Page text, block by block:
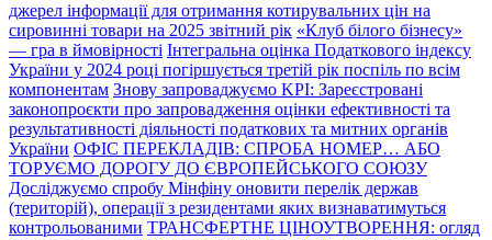
джерел інформації для отримання котирувальних цін на
сировинні товари на 2025 звітний рік «Клуб білого бізнесу»
— гра в ймовірності Інтегральна оцінка Податкового індексу
України у 2024 році погіршується третій рік поспіль по всім
компонентам Знову запроваджуємо KPI: Зареєстровані
законопроєкти про запровадження оцінки ефективності та
результативності діяльності податкових та митних органів
України ОФІС ПЕРЕКЛАДІВ: СПРОБА НОМЕР… АБО
ТОРУЄМО ДОРОГУ ДО ЄВРОПЕЙСЬКОГО СОЮЗУ
Досліджуємо спробу Мінфіну оновити перелік держав
(територій), операції з резидентами яких визнаватимуться
контрольованими ТРАНСФЕРТНЕ ЦІНОУТВОРЕННЯ: огляд